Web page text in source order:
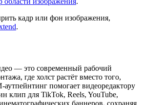
кадр или фон изображения,
.
— это современный рабочий
где холст растёт вместо того,
аутпейнтинг помогает видеоредактору
клип для TikTok, Reels, YouTube,
баннеров, сохраняя